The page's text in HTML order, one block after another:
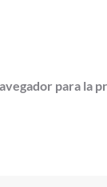
para la